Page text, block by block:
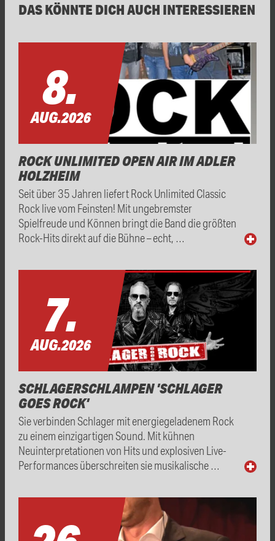
DAS KÖNNTE DICH AUCH INTERESSIEREN
8.
AUG.2026
ROCK UNLIMITED OPEN AIR IM ADLER
HOLZHEIM
Seit über 35 Jahren liefert Rock Unlimited Classic
Rock live vom Feinsten! Mit ungebremster
Spielfreude und Können bringt die Band die größten
Rock-Hits direkt auf die Bühne – echt, …
7.
AUG.2026
SCHLAGERSCHLAMPEN 'SCHLAGER
GOES ROCK'
Sie verbinden Schlager mit energiegeladenem Rock
zu einem einzigartigen Sound. Mit kühnen
Neuinterpretationen von Hits und explosiven Live-
Performances überschreiten sie musikalische …